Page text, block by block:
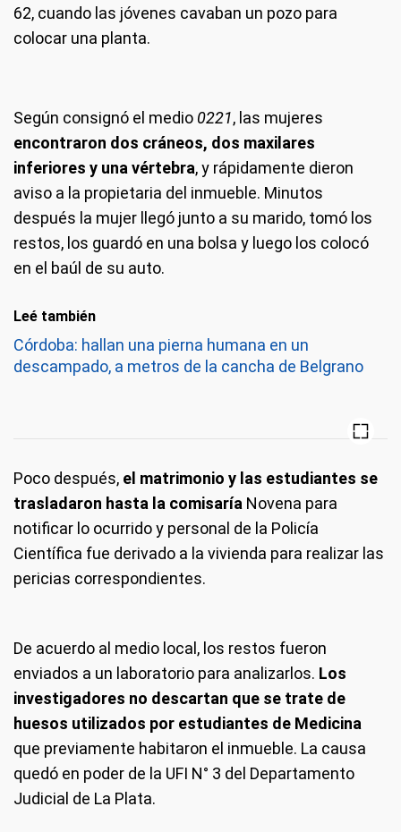
62, cuando las jóvenes cavaban un pozo para
colocar una planta.
Según consignó el medio 0221, las mujeres
encontraron dos cráneos, dos maxilares
inferiores y una vértebra, y rápidamente dieron
aviso a la propietaria del inmueble. Minutos
después la mujer llegó junto a su marido, tomó los
restos, los guardó en una bolsa y luego los colocó
en el baúl de su auto.
Leé también
Córdoba: hallan una pierna humana en un
descampado, a metros de la cancha de Belgrano
Poco después, el matrimonio y las estudiantes se
trasladaron hasta la comisaría Novena para
notificar lo ocurrido y personal de la Policía
Científica fue derivado a la vivienda para realizar las
pericias correspondientes.
De acuerdo al medio local, los restos fueron
enviados a un laboratorio para analizarlos. Los
investigadores no descartan que se trate de
huesos utilizados por estudiantes de Medicina
que previamente habitaron el inmueble. La causa
quedó en poder de la UFI N° 3 del Departamento
Judicial de La Plata.